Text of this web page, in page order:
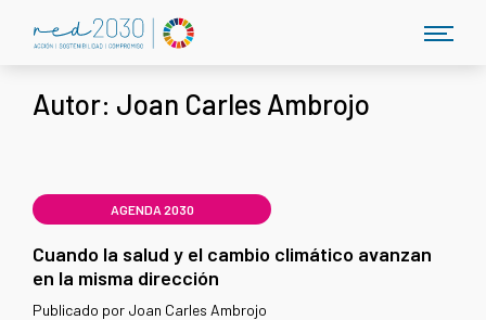
Autor: Joan Carles Ambrojo
AGENDA 2030
Cuando la salud y el cambio climático avanzan
en la misma dirección
Publicado por Joan Carles Ambrojo